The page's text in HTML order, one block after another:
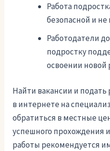
Работа
безопасной и
Работодатели
подростку
освоении новой
Найти вакансии и
в интернете на
обратиться в местные
успешного прохождения
работы рекомендуется